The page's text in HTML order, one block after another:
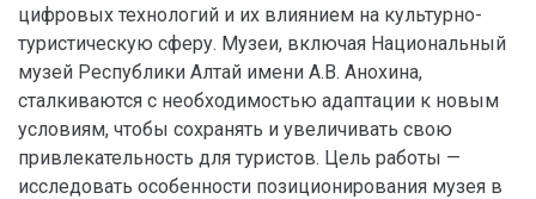
цифровых технологий и их влиянием на культурно-
туристическую сферу. Музеи, включая Национальный
музей Республики Алтай имени А.В. Анохина,
сталкиваются с необходимостью адаптации к новым
условиям, чтобы сохранять и увеличивать свою
привлекательность для туристов. Цель работы —
исследовать особенности позиционирования музея в